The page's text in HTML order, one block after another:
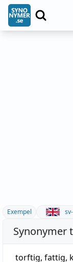
Exempel
Synonymer
torftig, fattig,